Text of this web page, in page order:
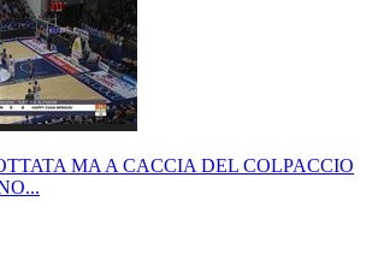
MA A CACCIA DEL COLPACCIO